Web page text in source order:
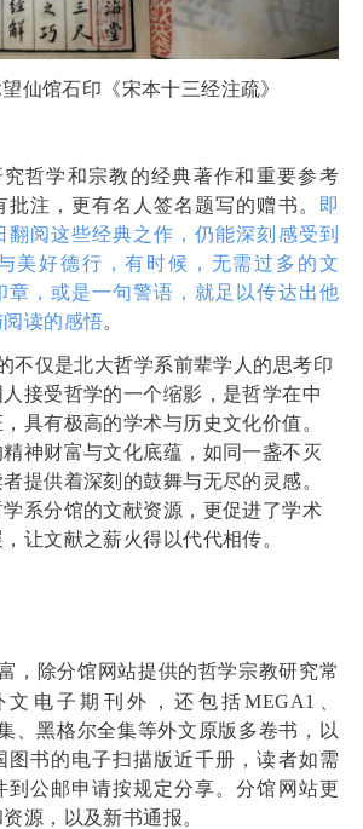
仙馆石印《宋本十三经注疏》
哲学和宗教的经典著作和重要参考
注，更有名人签名题写的赠书。
即
翻阅这些经典之作，仍能深刻感受到
美好德行，有时候，无需过多的文
章，或是一句警语，就足以传达出他
读的感悟。
不仅是北大哲学系前辈学人的思考印
接受哲学的一个缩影，是哲学在中
具有极高的学术与历史文化价值。
神财富与文化底蕴，如同一盏不灭
提供着深刻的鼓舞与无尽的灵感。
系分馆的文献资源，更促进了学术
让文献之薪火得以代代相传。
，除分馆网站提供的哲学宗教研究常
电子期刊外，还包括MEGA1、
、黑格尔全集等外文原版多卷书，以
图书的电子扫描版近千册，读者如需
到公邮申请按规定分享。分馆网站更
源，以及新书通报。